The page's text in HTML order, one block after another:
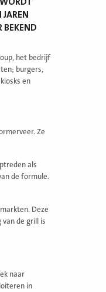
BEKEND
het bedrijf
burgers,
en
Ze
als
de formule.
Deze
van de grill is
naar
in